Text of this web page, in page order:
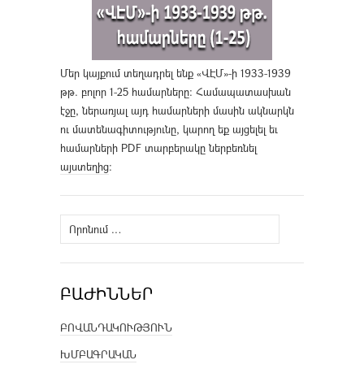
Մեր կայքում տեղադրել ենք «ՎԷՄ»-ի 1933-1939
թթ. բոլոր 1-25 համարները։ Համապատասխան
էջը, ներառյալ այդ համարների մասին ակնարկն
ու մատենագիտությունը, կարող եք այցելել եւ
համարների PDF տարբերակը ներբեռնել
այստեղից։
Որոնել՝
ԲԱԺԻՆՆԵՐ
ԲՈՎԱՆԴԱԿՈՒԹՅՈՒՆ
ԽՄԲԱԳՐԱԿԱՆ